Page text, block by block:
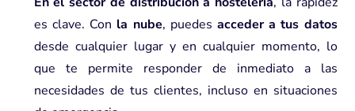
es clave. Con la nube, puedes acceder a tus datos
desde cualquier lugar y en cualquier momento, lo
que te permite responder de inmediato a las
necesidades de tus clientes, incluso en situaciones